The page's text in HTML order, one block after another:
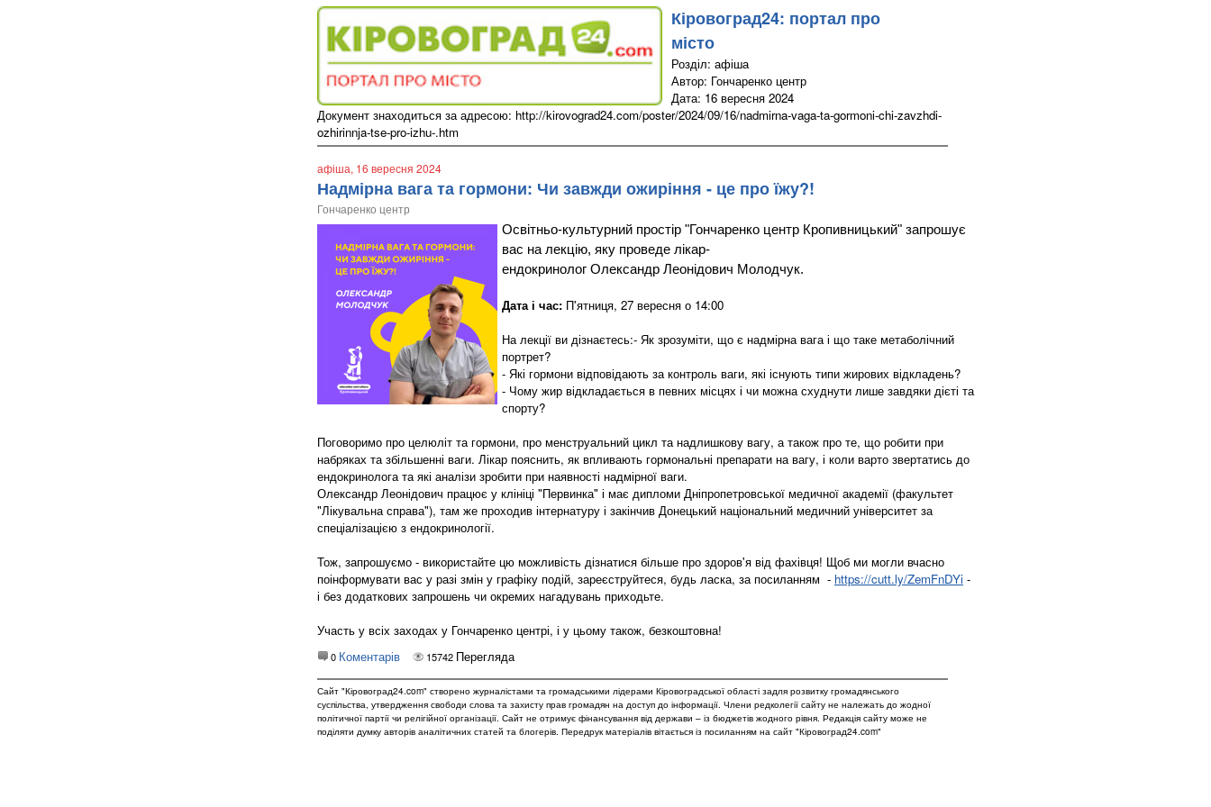
Кіровоград24: портал про
місто
Розділ: афіша
Автор: Гончаренко центр
Дата: 16 вересня 2024
Документ знаходиться за адресою: http://kirovograd24.com/poster/2024/09/16/nadmirna-vaga-ta-gormoni-chi-zavzhdi-
ozhirinnja-tse-pro-izhu-.htm
афіша, 16 вересня 2024
Надмірна вага та гормони: Чи завжди ожиріння - це про їжу?!
Гончаренко центр
Освітньо-культурний простір "Гончаренко центр Кропивницький" запрошує
вас на лекцію, яку проведе лікар-
ендокринолог Олександр Леонідович Молодчук.
Дата і час: П'ятниця, 27 вересня о 14:00
На лекції ви дізнаєтесь:- Як зрозуміти, що є надмірна вага і що таке метаболічний
портрет?
- Які гормони відповідають за контроль ваги, які існують типи жирових відкладень?
- Чому жир відкладається в певних місцях і чи можна схуднути лише завдяки дієті та
спорту?
Поговоримо про целюліт та гормони, про менструальний цикл та надлишкову вагу, а також про те, що робити при
набряках та збільшенні ваги. Лікар пояснить, як впливають гормональні препарати на вагу, і коли варто звертатись до
ендокринолога та які аналізи зробити при наявності надмірної ваги.
Олександр Леонідович працює у клініці "Первинка" і має дипломи Дніпропетровської медичної академії (факультет
"Лікувальна справа"), там же проходив інтернатуру і закінчив Донецький національний медичний університет за
спеціалізацією з ендокринології.
Тож, запрошуємо - використайте цю можливість дізнатися більше про здоров'я від фахівця! Щоб ми могли вчасно
поінформувати вас у разі змін у графіку подій, зареєструйтеся, будь ласка, за посиланням - https://cutt.ly/ZemFnDYi -
і без додаткових запрошень чи окремих нагадувань приходьте.
Участь у всіх заходах у Гончаренко центрі, і у цьому також, безкоштовна!
0 Коментарів 15742 Перегляда
Сайт "Кіровоград24.com" створено журналістами та громадськими лідерами Кіровоградської області задля розвитку громадянського
суспільства, утвердження свободи слова та захисту прав громадян на доступ до інформації. Члени редколегії сайту не належать до жодної
політичної партії чи релігійної організації. Сайт не отримує фінансування від держави – із бюджетів жодного рівня. Редакція сайту може не
поділяти думку авторів аналітичних статей та блогерів. Передрук матеріалів вітається із посиланням на сайт "Кіровоград24.com"